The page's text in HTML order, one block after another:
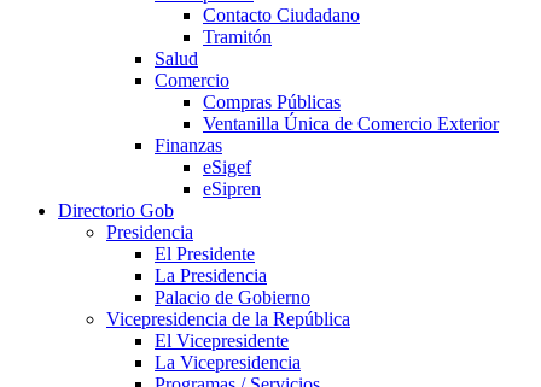
Contacto Ciudadano
Tramitón
Salud
Comercio
Compras Públicas
Ventanilla Única de Comercio Exterior
Finanzas
eSigef
eSipren
Directorio Gob
Presidencia
El Presidente
La Presidencia
Palacio de Gobierno
Vicepresidencia de la República
El Vicepresidente
La Vicepresidencia